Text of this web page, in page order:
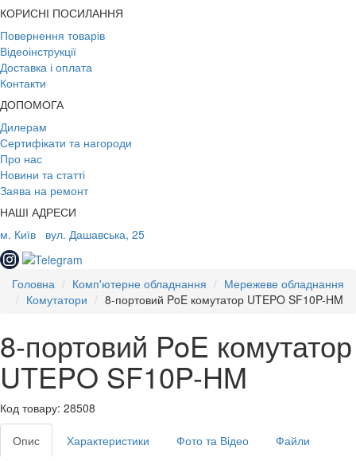
КОРИСНІ ПОСИЛАННЯ
Повернення товарів
Відеоінструкції
Доставка і оплата
Контакти
ДОПОМОГА
Дилерам
Сертифікати та нагороди
Про нас
Новини та статті
Заява на ремонт
НАШІ АДРЕСИ
м. Київ
вул. Дашавська, 25
Головна Комп'ютерне обладнання
Мережеве обладнання
Комутатори
8-портовий PoE комутатор UTEPO SF10P-HM
8-портовий PoE комутатор
UTEPO SF10P-HM
Код товару: 28508
Опис Характеристики Фото та Відео Файли